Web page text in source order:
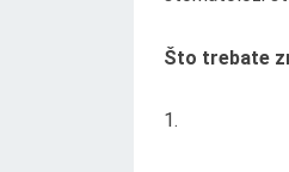
Što trebate